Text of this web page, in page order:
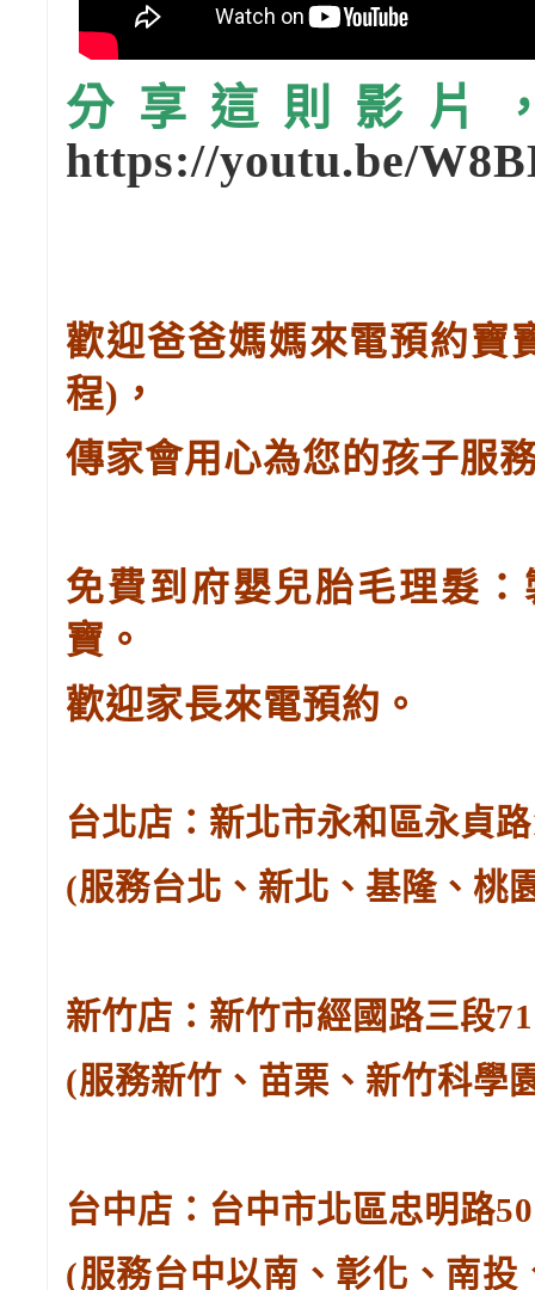
分享這則影片
https://youtu.be/
歡迎爸爸媽媽來電預約寶
程) ，
傳家會用心為您的孩子服
免費到府嬰兒胎毛理髮
寶。
歡迎家長來電預約。
台北店：新北市永和區永貞
(服務台北、新北、基隆、桃
新竹店：新竹市經國路三段
(服務新竹、苗栗、新竹科學
台中店：台中市北區忠明路
(服務台中以南、彰化、南